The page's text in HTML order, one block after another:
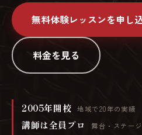
無料体験レッスンを申し
料金を見る
2005年開校 地域で20年の実績
講師は全員プロ 舞台・ステー